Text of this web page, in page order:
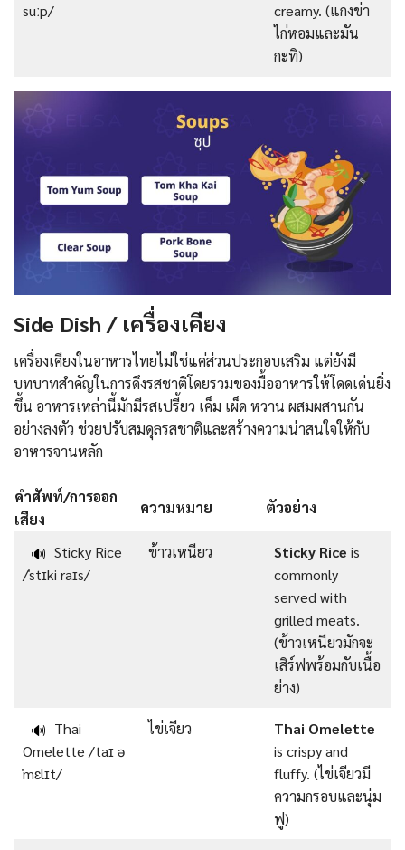
suːp/
creamy. (แกงข่า
ไก่หอมและมัน
กะทิ)
Side Dish / เครื่องเคียง
เครื่องเคียงในอาหารไทยไม่ใช่แค่ส่วนประกอบเสริม แต่ยังมี
บทบาทสำคัญในการดึงรสชาติโดยรวมของมื้ออาหารให้โดดเด่นยิ่ง
ขึ้น อาหารเหล่านี้มักมีรสเปรี้ยว เค็ม เผ็ด หวาน ผสมผสานกัน
อย่างลงตัว ช่วยปรับสมดุลรสชาติและสร้างความน่าสนใจให้กับ
อาหารจานหลัก
คำศัพท์/การออก
เสียง
ความหมาย ตัวอย่าง
🔊 Sticky Rice
/ˈstɪki raɪs/
ข้าวเหนียว Sticky Rice is
commonly
served with
grilled meats.
(ข้าวเหนียวมักจะ
เสิร์ฟพร้อมกับเนื้อ
ย่าง)
🔊 Thai
Omelette /taɪ ə
ˈmɛlɪt/
ไข่เจียว
Thai Omelette
is crispy and
fluffy. (ไข่เจียวมี
ความกรอบและนุ่ม
ฟู)